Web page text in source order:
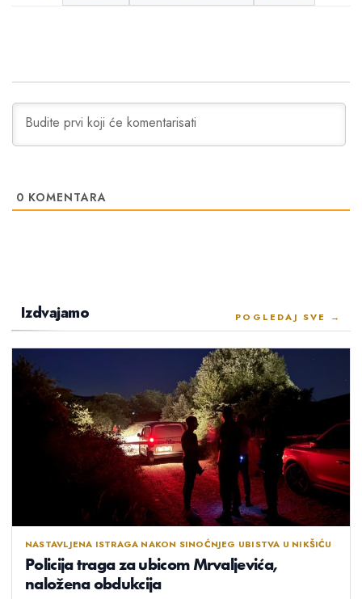
0 KOMENTARA
Izdvajamo POGLEDAJ SVE →
NASTAVLJENA ISTRAGA NAKON SINOĆNJEG UBISTVA U NIKŠIĆU
Policija traga za ubicom Mrvaljevića,
naložena obdukcija